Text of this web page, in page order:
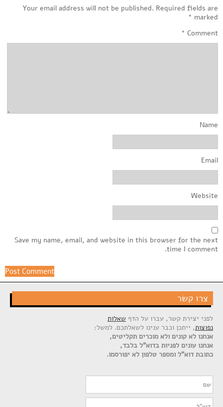
Your email address will not be published. Required fields are
marked
*
Comment
*
Name
Email
Website
Save my name, email, and website in this browser for the next
time I comment.
צרו קשר
לפני יצירת קשר, עברו על הדף שאלות
נפוצות, ייתכן וכבר ענינו לשאלתכם. למשל:
אנחנו לא קונים ולא מוכרים תקליטים,
אנחנו עונים לפניות בדוא"ל בלבד,
כתובת דוא"ל ומספר טלפון לא יפורסמו.